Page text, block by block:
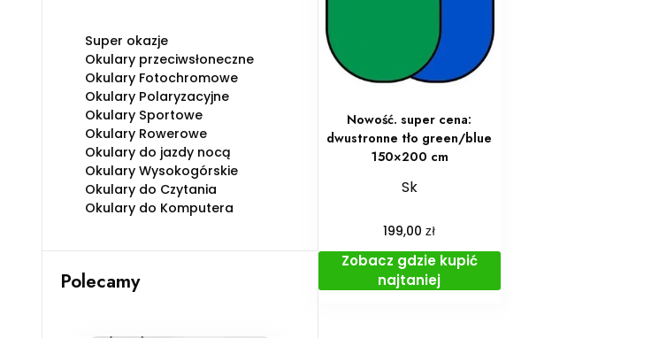
Nowość. super cena:
dwustronne tło green/blue
150×200 cm
Sk
199,00zł
Zobacz gdzie kupić
najtaniej
Super okazje
Okulary przeciwsłoneczne
Okulary Fotochromowe
Okulary Polaryzacyjne
Okulary Sportowe
Okulary Rowerowe
Okulary do jazdy nocą
Okulary Wysokogórskie
Okulary do Czytania
Okulary do Komputera
Polecamy